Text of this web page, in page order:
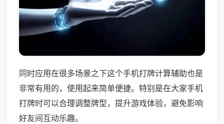
同时应用在很多场景之下这个手机打牌计算辅助也是
非常有用的，使用起来简单便捷。特别是在大家手机
打牌时可以合理调整牌型，提升游戏体验，避免影响
好友间互动乐趣。